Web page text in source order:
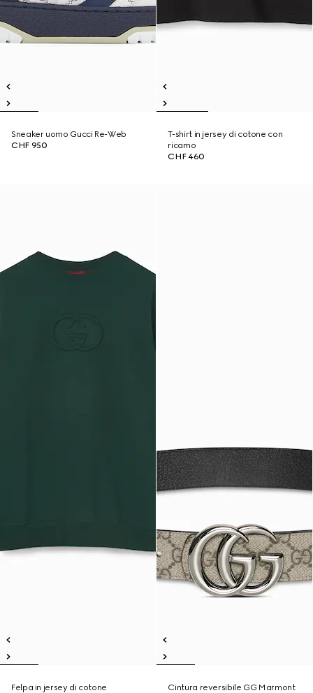
Sneaker uomo Gucci Re-Web
CHF 950
T-shirt in jersey di cotone con
ricamo
CHF 460
Felpa in jersey di cotone
Cintura reversibile GG Marmont